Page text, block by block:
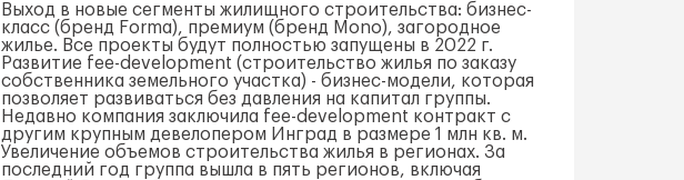
Выход в новые сегменты жилищного строительства: бизнес-
класс (бренд Forma), премиум (бренд Mono), загородное
жилье. Все проекты будут полностью запущены в 2022 г.
Развитие fee-development (строительство жилья по заказу
собственника земельного участка) - бизнес-модели, которая
позволяет развиваться без давления на капитал группы.
Недавно компания заключила fee-development контракт с
другим крупным девелопером Инград в размере 1 млн кв. м.
Увеличение объемов строительства жилья в регионах. За
последний год группа вышла в пять регионов, включая